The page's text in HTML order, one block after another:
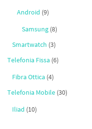
Android (9)
Samsung (8)
Smartwatch (3)
Telefonia Fissa (6)
Fibra Ottica (4)
Telefonia Mobile (30)
Iliad (10)